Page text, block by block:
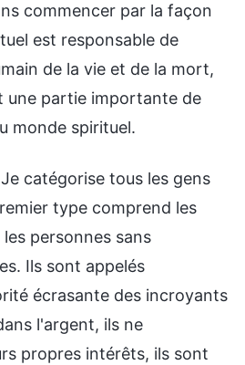
commencer par la façon
est responsable de
de la vie et de la mort,
partie importante de
monde spirituel.
catégorise tous les gens
type comprend les
personnes sans
Ils sont appelés
écrasante des incroyants
l'argent, ils ne
propres intérêts, ils sont